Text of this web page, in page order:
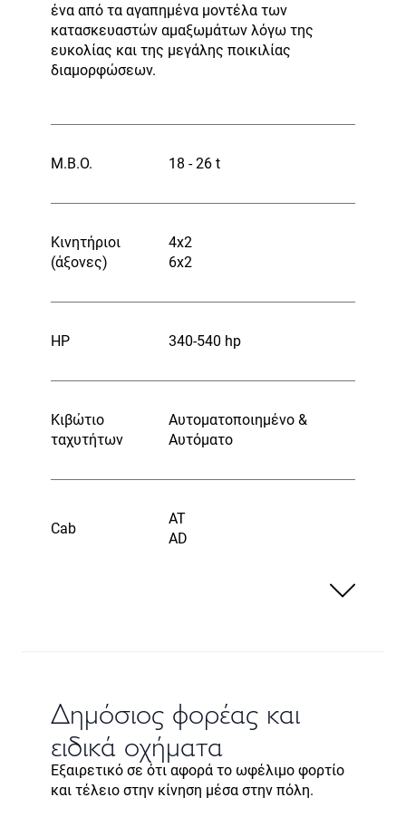
ένα από τα αγαπημένα μοντέλα των
κατασκευαστών αμαξωμάτων λόγω της
ευκολίας και της μεγάλης ποικιλίας
διαμορφώσεων.
Μ.Β.Ο. 18 - 26 t
Κινητήριοι
(άξονες)
4x2
6x2
HP 340-540 hp
Κιβώτιο
ταχυτήτων
Αυτοματοποιημένο &
Αυτόματο
Cab
AT
AD
Δημόσιος φορέας και
ειδικά οχήματα
Εξαιρετικό σε ότι αφορά το ωφέλιμο φορτίο
και τέλειο στην κίνηση μέσα στην πόλη.